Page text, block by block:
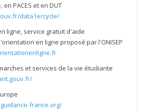
PACES et en DUT
data1ercycle/
ligne, service gratuit d'aide
en ligne proposé par l'ONISEP
et services de la vie étudiante
france.org/